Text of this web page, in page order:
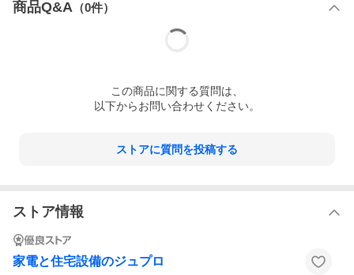
商品Q&A （0件）
この商品に関する質問は、
以下からお問い合わせください。
ストアに質問を投稿する
ストア情報
家電と住宅設備のジュプロ